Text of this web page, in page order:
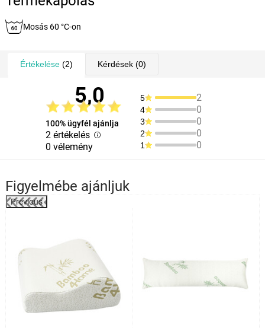
Mosás 60 °C-on
Értékelése(2) Kérdések(0)
5,0
100% ügyfél ajánlja
2 értékelés
0 vélemény
5 2
4 0
3 0
2 0
1 0
Figyelmébe ajánljuk
Previous